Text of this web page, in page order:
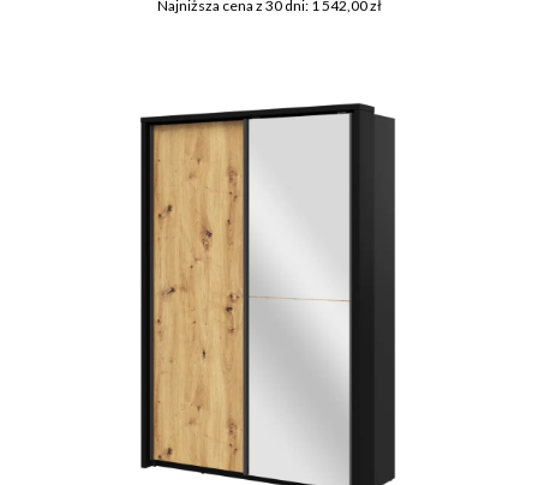
Najniższa cena z 30 dni: 1 542,00 zł